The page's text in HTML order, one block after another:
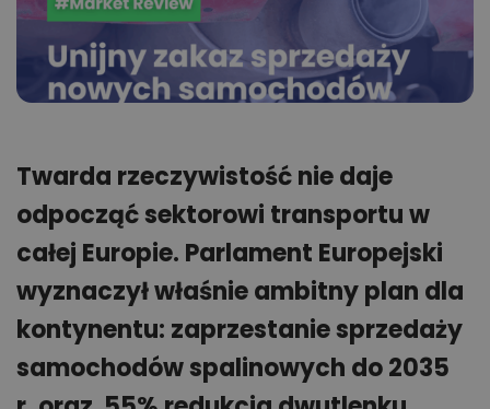
Twarda rzeczywistość nie daje
odpocząć sektorowi transportu w
całej Europie. Parlament Europejski
wyznaczył właśnie ambitny plan dla
kontynentu: zaprzestanie sprzedaży
samochodów spalinowych do 2035